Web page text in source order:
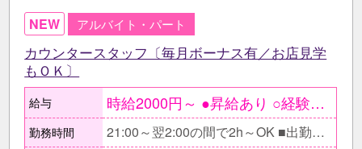
NEW アルバイト・パート
カウンタースタッフ〔毎月ボーナス有／お店見学
もＯＫ〕
給与 時給2000円～ ●昇給あり ○経験者の方は能力により 時給2000円以上も可 ＜月収例＞ ≪お昼の仕事とＷワークの30代スタッフ≫ 時給2000円×1日3h×週3日〔月12日〕 ＝月収7万2000円
勤務時間 21:00～翌2:00の間で2h～OK ■出勤時間・帰りの時間は 自由に決めてOK □無理に長時間働く必要はありません。 貴女の続けやすい時間でOK。 ■私用などでの早上がりや遅出もぜひご相談下さい。できるだけご希望に沿ってシフトを組みます。 □しっかり稼ぎたい方は長時間、昼の仕事とのかけもちなどをお考えの方は短時間でOK。あなたらしく働けますよ。